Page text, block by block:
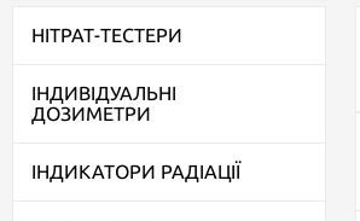
НІТРАТ-ТЕСТЕРИ
ІНДИВІДУАЛЬНІ
ДОЗИМЕТРИ
ІНДИКАТОРИ РАДІАЦІЇ